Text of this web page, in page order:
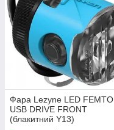
Фара Lezyne LED FEMTO
USB DRIVE FRONT
(блакитний Y13)